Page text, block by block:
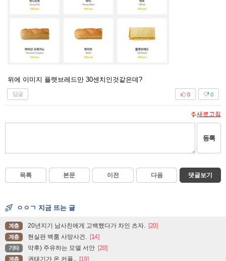
위에 이미지 플랫브레드만 30센치인것같은데?
답글 0
0
새로고침
등록
목록 본문 이전 다음 댓글보기
ㅇㅇㄱ 지금 뜨는 글
계층 20년지기 남사친에게 고백했다가 차인 츠자. [20]
계층 현실판 백룸 사망사건. [14]
기타 약후) 주유하는 모델 서안 [20]
계층 권태기가 온 커플.. [19]